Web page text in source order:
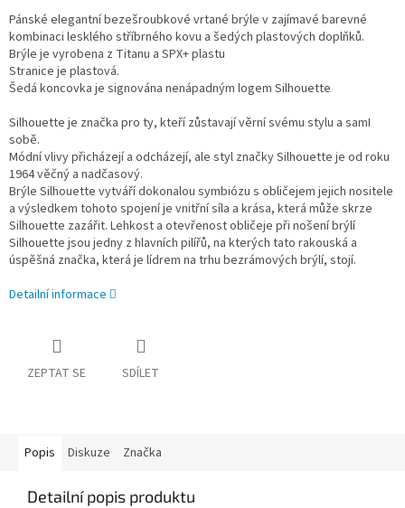
Pánské elegantní bezešroubkové vrtané brýle v zajímavé barevné
kombinaci lesklého stříbrného kovu a šedých plastových doplňků.
Brýle je vyrobena z Titanu a SPX+ plastu
Stranice je plastová.
Šedá koncovka je signována nenápadným logem Silhouette
Silhouette je značka pro ty, kteří zůstavají věrní svému stylu a samI
sobě.
Módní vlivy přicházejí a odcházejí, ale styl značky Silhouette je od roku
1964 věčný a nadčasový.
Brýle Silhouette vytváří dokonalou symbiózu s obličejem jejich nositele
a výsledkem tohoto spojení je vnitřní síla a krása, která může skrze
Silhouette zazářit. Lehkost a otevřenost obličeje při nošení brýlí
Silhouette jsou jedny z hlavních pilířů, na kterých tato rakouská a
úspěšná značka, která je lídrem na trhu bezrámových brýlí, stojí.
Detailní informace
ZEPTAT SE SDÍLET
Popis Diskuze Značka
Detailní popis produktu